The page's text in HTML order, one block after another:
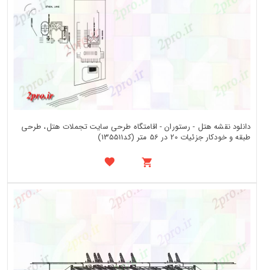
دانلود نقشه هتل - رستوران - اقامتگاه طرحی سایت تجملات هتل، طرحی
طبقه و خودکار جزئیات 20 در 56 متر (کد135511)